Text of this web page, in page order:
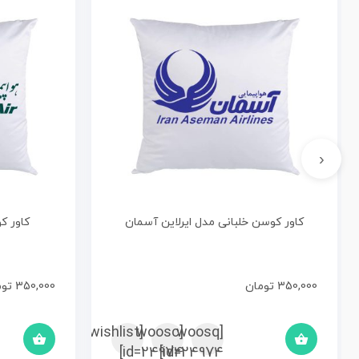
کاور کوسن خلبانی مدل ایرلاین آسمان
350,000 تومان
[yith_wcwl_add_to_wishlist]
[woosc
id=24974]
[woosq
id=24974]
کاور
350,000
‹